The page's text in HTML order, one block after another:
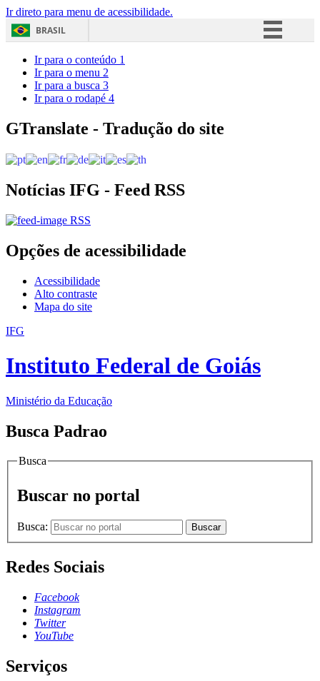
Ir direto para menu de acessibilidade.
BRASIL
Acesso à informação
Ir para o conteúdo 1
Ir para o menu 2
Ir para a busca 3
Ir para o rodapé 4
GTranslate - Tradução do site
Notícias IFG - Feed RSS
RSS
Opções de acessibilidade
Acessibilidade
Alto contraste
Mapa do site
IFG
Instituto Federal de Goiás
Ministério da Educação
Busca Padrao
Busca
Buscar no portal
Busca: Buscar
Redes Sociais
Facebook
Instagram
Twitter
YouTube
Serviços